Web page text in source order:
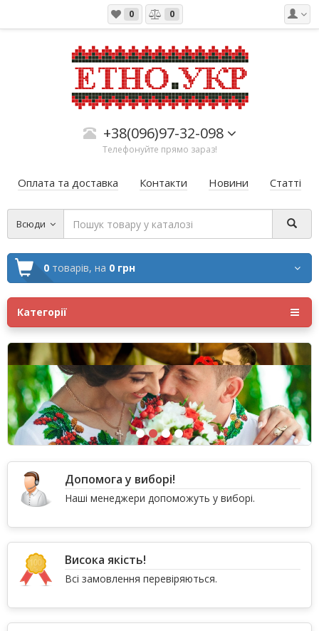
0 0
+38(096)97-32-098
Телефонуйте прямо зараз!
Оплата та доставка Контакти Новини Статті
Всюди
0 товарів, на 0 грн
Категорії
Допомога у виборі!
Наші менеджери допоможуть у виборі.
Висока якість!
Всі замовлення перевіряються.